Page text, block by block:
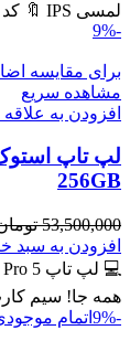
لمسی IPS 🔖 کد محصول: #40765 💎
-9%
برای مقایسه
مشاهده سریع
افزودن به
256GB
53,500,000
افزودن به سبد
همه جا! سیم
-9%
اتمام